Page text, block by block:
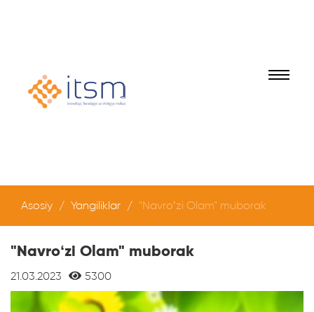
Asosiy Yangiliklar "Navroʻzi Olam" muborak
"Navroʻzi Olam" muborak
21.03.2023 5300